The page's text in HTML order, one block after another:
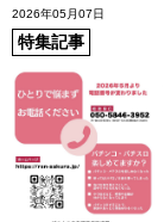
2026年05月07日
特集記事